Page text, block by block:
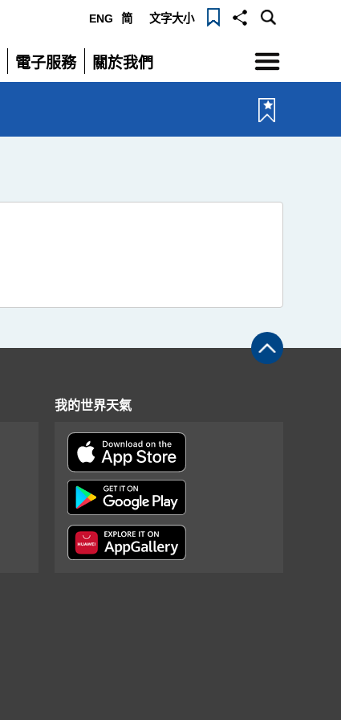
ENG 简 文字大小
電子服務
展
關於我們
展
選
單
我的世界天氣